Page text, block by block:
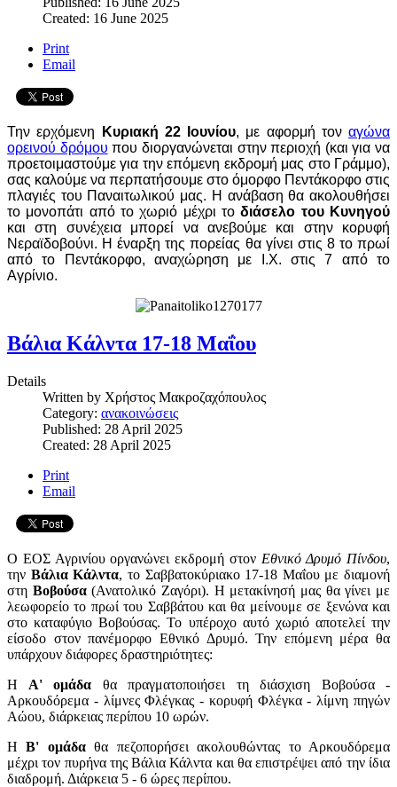
Created: 16 June 2025
Print
Email
Την ερχόμενη Κυριακή 22 Ιουνίου, με αφορμή τον αγώνα
ορεινού δρόμου που διοργανώνεται στην περιοχή (και για να
προετοιμαστούμε για την επόμενη εκδρομή μας στο Γράμμο),
σας καλούμε να περπατήσουμε στο όμορφο Πεντάκορφο στις
πλαγιές του Παναιτωλικού μας. Η ανάβαση θα ακολουθήσει
το μονοπάτι από το χωριό μέχρι τοδιάσελο του Κυνηγού
και στη συνέχεια μπορεί να ανεβούμε και στην κορυφή
Νεραϊδοβούνι. Η έναρξη της πορείας θα γίνει στις 8 το πρωί
από το Πεντάκορφο, αναχώρηση με Ι.Χ. στις 7 από το
Αγρίνιο.
Βάλια Κάλντα 17-18 Μαΐου
Details
Written by Χρήστος Μακροζαχόπουλος
Category: ανακοινώσεις
Published: 28 April 2025
Created: 28 April 2025
Print
Email
Ο ΕΟΣ Αγρινίου οργανώνει εκδρομή στον Εθνικό Δρυμό Πίνδου,
την Βάλια Κάλντα, το Σαββατοκύριακο 17-18 Μαΐου με διαμονή
στη Βοβούσα(Ανατολικό Ζαγόρι). Η μετακίνησή μας θα γίνει με
λεωφορείο το πρωί του Σαββάτου και θα μείνουμε σε ξενώνα και
στο καταφύγιο Βοβούσας. Το υπέροχο αυτό χωριό αποτελεί την
είσοδο στον πανέμορφο Εθνικό Δρυμό. Την επόμενη μέρα θα
υπάρχουν διάφορες δραστηριότητες:
Η Α' ομάδα θα πραγματοποιήσει τη διάσχιση Βοβούσα -
Αρκουδόρεμα - λίμνες Φλέγκας - κορυφή Φλέγκα - λίμνη πηγών
Αώου, διάρκειας περίπου 10 ωρών.
ΗΒ' ομάδαθα πεζοπορήσει ακολουθώντας το Αρκουδόρεμα
μέχρι τον πυρήνα της Βάλια Κάλντα και θα επιστρέψει από την ίδια
διαδρομή. Διάρκεια 5 - 6 ώρες περίπου.